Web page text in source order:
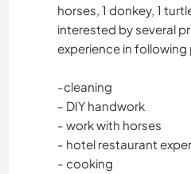
horses, 1 donkey, 1
interested by several
experience in following
-cleaning
- DIY handwork
- work with horses
- hotel restaurant
- cooking